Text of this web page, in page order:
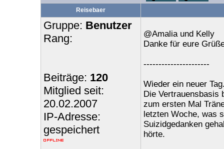
Reisebaer
Gruppe: Benutzer
Rang:
Beiträge: 120
Mitglied seit:
20.02.2007
IP-Adresse:
gespeichert
@Amalia und Kelly
Danke für eure
----------------------
Wieder ein neuer
Die Vertrauensbasis
zum ersten Mal
letzten Woche, was
Suizidgedanken
hörte.